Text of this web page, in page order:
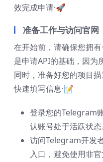
效完成申请·🚀
准备工作与访问官网
在开始前，请确保您拥
是申请API的基础，因为
同时，准备好您的项目
快速填写信息·📝
登录您的Telegram
认账号处于活跃状态
访问Telegram开发
入口，避免使用非官